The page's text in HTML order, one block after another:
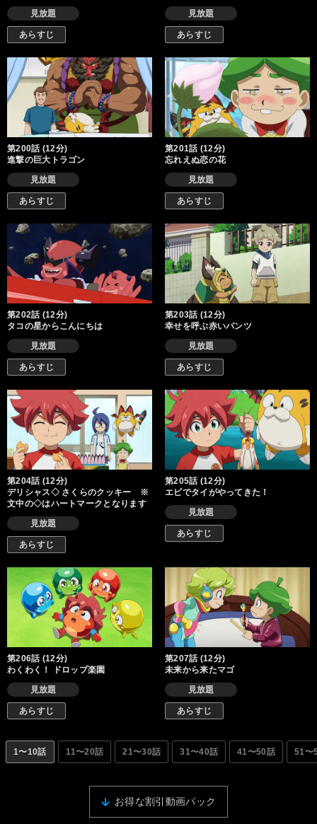
見放題
あらすじ
見放題
あらすじ
第200話 (12分)
進撃の巨大トラゴン
見放題
あらすじ
第201話 (12分)
忘れえぬ恋の花
見放題
あらすじ
第202話 (12分)
タコの星からこんにちは
見放題
あらすじ
第203話 (12分)
幸せを呼ぶ赤いパンツ
見放題
あらすじ
第204話 (12分)
デリシャス◇ さくらのクッキー ※
文中の◇はハートマークとなります
見放題
あらすじ
第205話 (12分)
エビでタイがやってきた！
見放題
あらすじ
第206話 (12分)
わくわく！ ドロップ楽園
見放題
あらすじ
第207話 (12分)
未来から来たマゴ
見放題
あらすじ
1〜10話 11〜20話 21〜30話 31〜40話 41〜50話 51〜
お得な割引動画パック